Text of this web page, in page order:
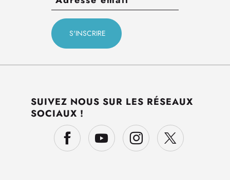
SUIVEZ NOUS SUR LES RÉSEAUX
SOCIAUX !